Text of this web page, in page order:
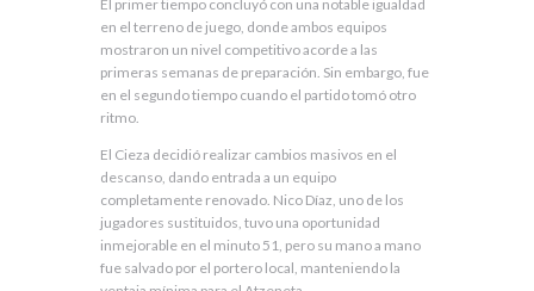
El primer tiempo concluyó con una notable igualdad
en el terreno de juego, donde ambos equipos
mostraron un nivel competitivo acorde a las
primeras semanas de preparación. Sin embargo, fue
en el segundo tiempo cuando el partido tomó otro
ritmo.
El Cieza decidió realizar cambios masivos en el
descanso, dando entrada a un equipo
completamente renovado. Nico Díaz, uno de los
jugadores sustituidos, tuvo una oportunidad
inmejorable en el minuto 51, pero su mano a mano
fue salvado por el portero local, manteniendo la